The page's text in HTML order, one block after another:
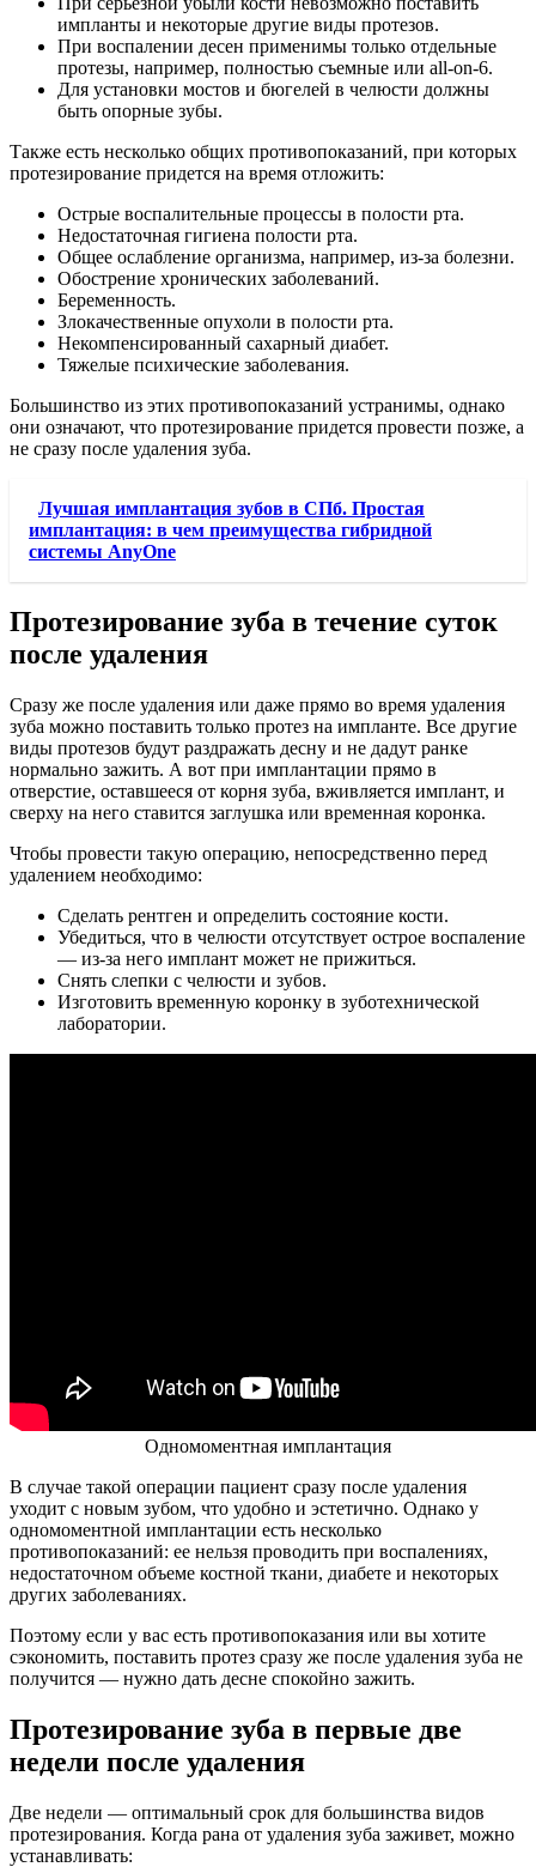
импланты и некоторые другие виды протезов.
При воспалении десен применимы только отдельные
протезы, например, полностью съемные или all-on-6.
Для установки мостов и бюгелей в челюсти должны
быть опорные зубы.
Также есть несколько общих противопоказаний, при которых
протезирование придется на время отложить:
Острые воспалительные процессы в полости рта.
Недостаточная гигиена полости рта.
Общее ослабление организма, например, из-за болезни.
Обострение хронических заболеваний.
Беременность.
Злокачественные опухоли в полости рта.
Некомпенсированный сахарный диабет.
Тяжелые психические заболевания.
Большинство из этих противопоказаний устранимы, однако
они означают, что протезирование придется провести позже, а
не сразу после удаления зуба.
Лучшая имплантация зубов в СПб. Простая
имплантация: в чем преимущества гибридной
системы AnyOne
Протезирование зуба в течение суток
после удаления
Сразу же после удаления или даже прямо во время удаления
зуба можно поставить только протез на импланте. Все другие
виды протезов будут раздражать десну и не дадут ранке
нормально зажить. А вот при имплантации прямо в
отверстие, оставшееся от корня зуба, вживляется имплант, и
сверху на него ставится заглушка или временная коронка.
Чтобы провести такую операцию, непосредственно перед
удалением необходимо:
Сделать рентген и определить состояние кости.
Убедиться, что в челюсти отсутствует острое воспаление
— из-за него имплант может не прижиться.
Снять слепки с челюсти и зубов.
Изготовить временную коронку в зуботехнической
лаборатории.
Одномоментная имплантация
В случае такой операции пациент сразу после удаления
уходит с новым зубом, что удобно и эстетично. Однако у
одномоментной имплантации есть несколько
противопоказаний: ее нельзя проводить при воспалениях,
недостаточном объеме костной ткани, диабете и некоторых
других заболеваниях.
Поэтому если у вас есть противопоказания или вы хотите
сэкономить, поставить протез сразу же после удаления зуба не
получится — нужно дать десне спокойно зажить.
Протезирование зуба в первые две
недели после удаления
Две недели — оптимальный срок для большинства видов
протезирования. Когда рана от удаления зуба заживет, можно
устанавливать: